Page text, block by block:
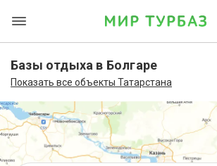
Базы отдыха в Болгаре
Показать все объекты Татарстана